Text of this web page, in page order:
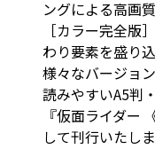
ングによる高画
［カラー完全版
わり要素を盛り
様々なバージョ
読みやすいA5判
『仮面ライダー
して刊行いたしま